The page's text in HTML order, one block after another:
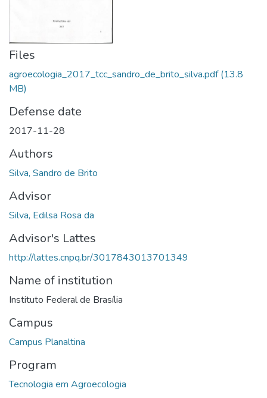
Files
agroecologia_2017_tcc_sandro_de_brito_silva.pdf(13.8
MB)
Defense date
2017-11-28
Authors
Silva, Sandro de Brito
Advisor
Silva, Edilsa Rosa da
Advisor's Lattes
http://lattes.cnpq.br/3017843013701349
Name of institution
Instituto Federal de Brasília
Campus
Campus Planaltina
Program
Tecnologia em Agroecologia